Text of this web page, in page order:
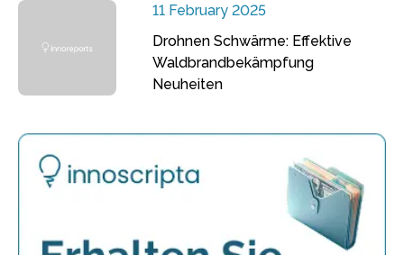
11 February 2025
Drohnen Schwärme: Effektive
Waldbrandbekämpfung
Neuheiten